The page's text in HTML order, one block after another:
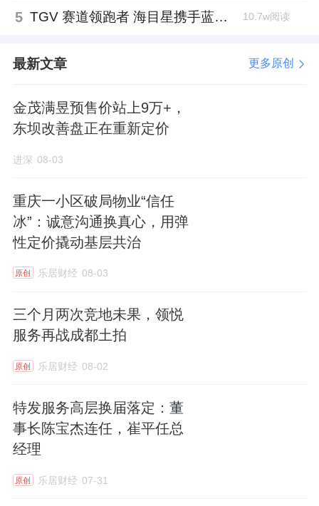
统计与维修。
望项目实现了人员零伤亡、财产最小损失。更
难能可贵的是，李肖阳并未止步于一次成功的
应对，而是将实战经验凝练成专业文章《防汛
产》杂志，将个人经验转化为行业共享的智
慧，展现了现代物业人的专业素养与奉献情
怀。
“疫”线逆行，守护十万“灯火”
情则是对意志与组织的极限考验。
李肖阳负责的KLG区域，日夜班员工超十万
人，密度极大，感染风险剧增。疫情迅速蔓
延，物业员工不断减员，从184人锐减至最后
仅剩11人未被感染。
然而，园区生产不能停，物业服务便一刻也不
5 TGV 赛道领跑者 海目星携手蓝思科技掘金先进封装 10.7w阅读
最新文章 更多原创
金茂满昱预售价站上9万+，
东坝改善盘正在重新定价
进深 08-03
重庆一小区破局物业“信任
冰”：诚意沟通换真心，用弹
性定价撬动基层共治
原创 乐居财经 08-03
三个月两次竞地未果，领悦
服务再战成都土拍
原创 乐居财经 08-02
特发服务高层换届落定：董
事长陈宝杰连任，崔平任总
经理
原创 乐居财经 07-31